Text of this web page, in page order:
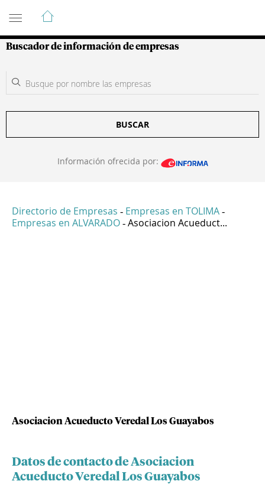
Guía de Empresas Colombianas
Buscador de información de empresas
BUSCAR
Información ofrecida por:
Directorio de Empresas - Empresas en TOLIMA -
Empresas en ALVARADO - Asociacion Acueduct...
Asociacion Acueducto Veredal Los Guayabos
Datos de contacto de Asociacion
Acueducto Veredal Los Guayabos